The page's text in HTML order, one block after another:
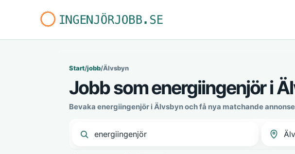
Start/jobb/Älvsbyn
Jobb som energiingenjör i
Bevaka energiingenjör i Älvsbyn och få nya matchande